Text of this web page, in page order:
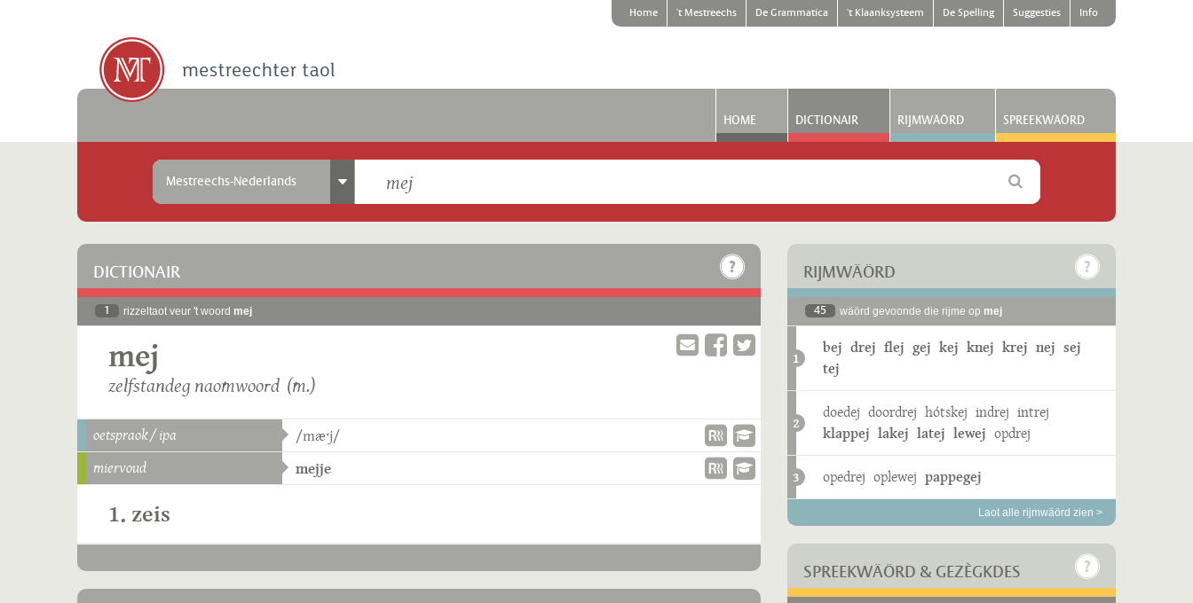
Home 't Mestreechs De Grammatica 't Klaanksysteem De Spelling Suggesties Info
HOME DICTIONAIR RIJMWÄÖRD SPREEKWÄÖRD
Mestreechs-Nederlands
DICTIONAIR
1 rizzeltaot veur 't woord mej
mej
zelfstandeg naomwoord (m.)
oetspraok / ipa /mæˑj/
miervoud mejje
1. zeis
RIJMWÄÖRD
45 wäörd gevoonde die rijme op mej
1
bej drej flej gej kej knej krej nej sej
tej
2
doedej doordrej hótskej indrej intrej
klappej lakej latej lewej opdrej
3 opedrej oplewej pappegej
Laot alle rijmwäörd zien >
SPREEKWÄÖRD & GEZÈGKDES